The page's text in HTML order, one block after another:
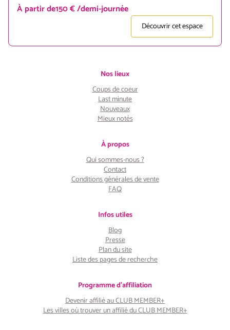
À partir de150 € /demi-journée
Découvrir cet espace
Nos lieux
Coups de coeur
Last minute
Nouveaux
Mieux notés
À propos
Qui sommes-nous ?
Contact
Conditions générales de vente
FAQ
Infos utiles
Blog
Presse
Plan du site
Liste des pages de recherche
Programme d'affiliation
Devenir affilié au CLUB MEMBER+
Les villes où trouver un affilié du CLUB MEMBER+